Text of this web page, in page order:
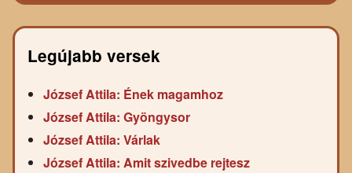
Legújabb versek
József Attila: Ének magamhoz
József Attila: Gyöngysor
József Attila: Várlak
József Attila: Amit szivedbe rejtesz